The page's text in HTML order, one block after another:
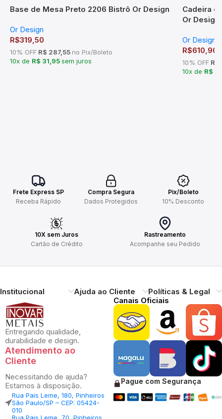
Base de Mesa Preto 2206 Bistrô Or Design
Or Design
R$319,50
10% OFF R$ 287,55 no Pix/Boleto
10x de R$ 31,95sem juros
Cadeira
Or Design
Or Design
R$610,90
10% OFF R$
10x de R$
Frete Express SP
Receba Rápido
Compra Segura
Dados Protegidos
Pix/Boleto
10% Desconto
10X sem Juros
Cartão de Crédito
Rastreamento
Acompanhe seu Pedido
Institucional Ajuda ao Cliente Políticas & Legal
Entregando qualidade,
durabilidade e design.
Atendimento ao
Cliente
Necessitando de ajuda?
Estamos à disposição.
Rua Pais Leme, 180, Pinheiros
São Paulo/SP – CEP: 05424-
010
Canais Oficiais
Pague com Segurança